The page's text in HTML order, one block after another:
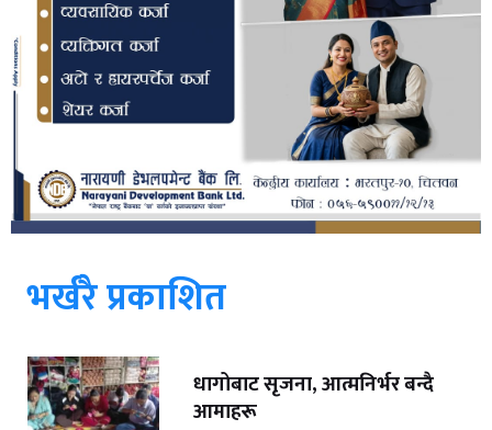
भर्खरै प्रकाशित
धागोबाट सृजना, आत्मनिर्भर बन्दै
आमाहरू